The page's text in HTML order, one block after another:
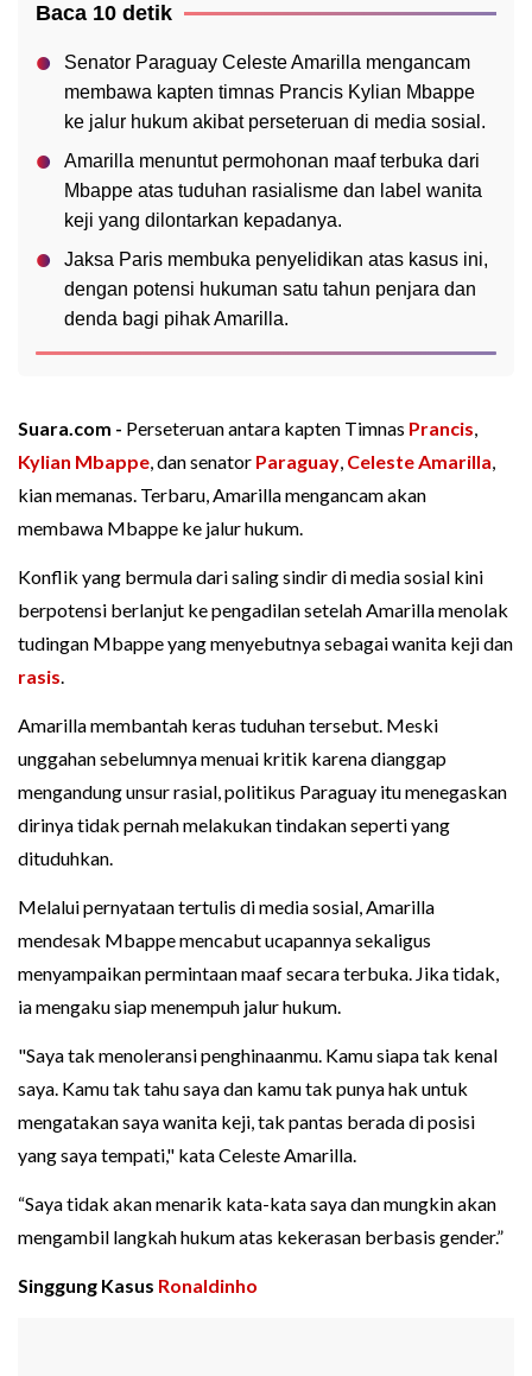
Baca 10 detik
Senator Paraguay Celeste Amarilla mengancam
membawa kapten timnas Prancis Kylian Mbappe
ke jalur hukum akibat perseteruan di media sosial.
Amarilla menuntut permohonan maaf terbuka dari
Mbappe atas tuduhan rasialisme dan label wanita
keji yang dilontarkan kepadanya.
Jaksa Paris membuka penyelidikan atas kasus ini,
dengan potensi hukuman satu tahun penjara dan
denda bagi pihak Amarilla.
Suara.com - Perseteruan antara kapten Timnas Prancis,
Kylian Mbappe, dan senator Paraguay, Celeste Amarilla,
kian memanas. Terbaru, Amarilla mengancam akan
membawa Mbappe ke jalur hukum.
Konflik yang bermula dari saling sindir di media sosial kini
berpotensi berlanjut ke pengadilan setelah Amarilla menolak
tudingan Mbappe yang menyebutnya sebagai wanita keji dan
rasis.
Amarilla membantah keras tuduhan tersebut. Meski
unggahan sebelumnya menuai kritik karena dianggap
mengandung unsur rasial, politikus Paraguay itu menegaskan
dirinya tidak pernah melakukan tindakan seperti yang
dituduhkan.
Melalui pernyataan tertulis di media sosial, Amarilla
mendesak Mbappe mencabut ucapannya sekaligus
menyampaikan permintaan maaf secara terbuka. Jika tidak,
ia mengaku siap menempuh jalur hukum.
"Saya tak menoleransi penghinaanmu. Kamu siapa tak kenal
saya. Kamu tak tahu saya dan kamu tak punya hak untuk
mengatakan saya wanita keji, tak pantas berada di posisi
yang saya tempati," kata Celeste Amarilla.
“Saya tidak akan menarik kata-kata saya dan mungkin akan
mengambil langkah hukum atas kekerasan berbasis gender.”
Singgung Kasus Ronaldinho